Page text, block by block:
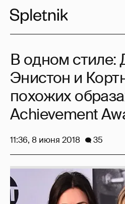
В одном
Энистон и
похожих
Achievement
11:36, 8 июня 2018 35